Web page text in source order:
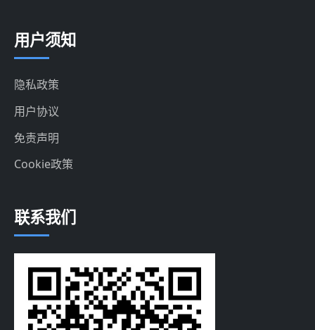
用户须知
隐私政策
用户协议
免责声明
Cookie政策
联系我们